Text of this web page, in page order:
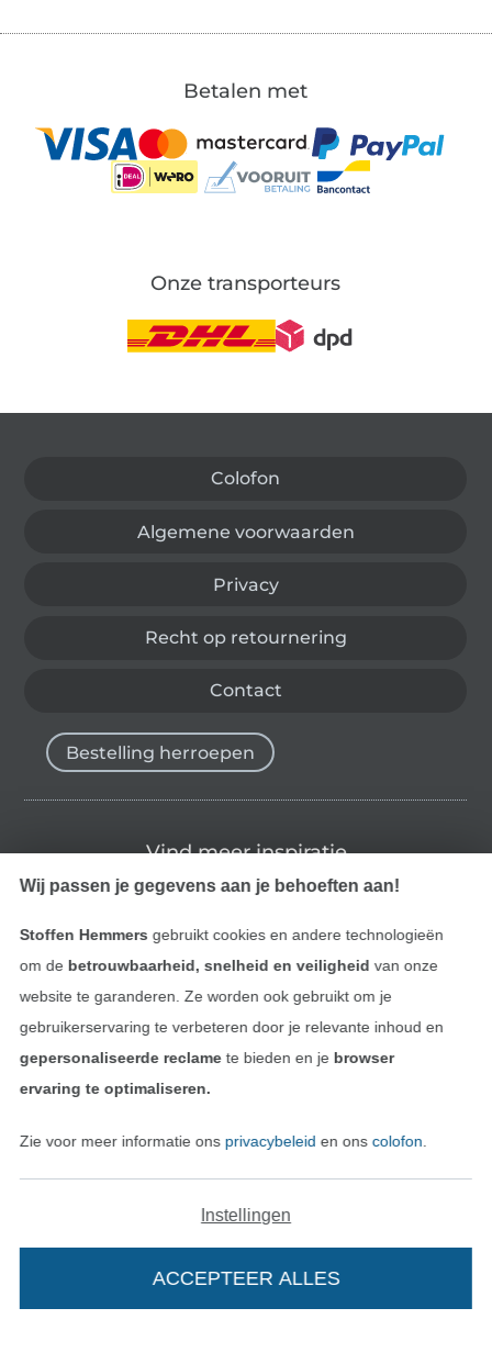
Betalen met
Onze transporteurs
Colofon
Algemene voorwaarden
Privacy
Recht op retournering
Contact
Bestelling herroepen
Vind meer inspiratie
Deutsch
Nederlands
Wissel naar deFrançais
Wissel naar de
Wij passen je gegevens aan je behoeften aan!
Stoffen Hemmers gebruikt cookies en andere technologieën
om de betrouwbaarheid, snelheid en veiligheid van onze
website te garanderen. Ze worden ook gebruikt om je
gebruikerservaring te verbeteren door je relevante inhoud en
gepersonaliseerde reclamete bieden en je browser
ervaring te optimaliseren.
Zie voor meer informatie ons privacybeleid en ons colofon
Instellingen
ACCEPTEER ALLES